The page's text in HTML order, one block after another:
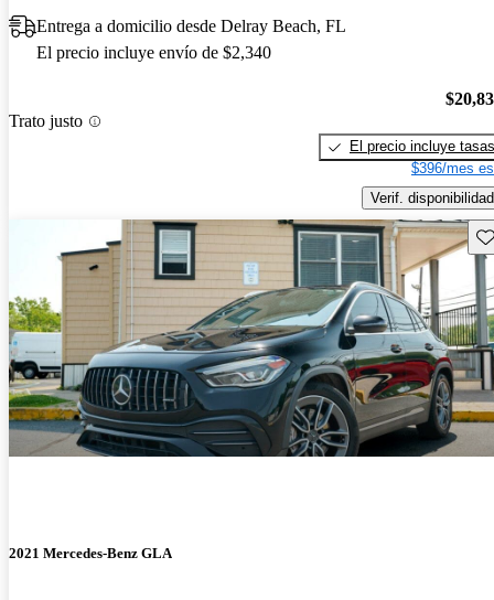
Entrega a domicilio desde Delray Beach, FL
El precio incluye envío de $2,340
Trato justo
El precio incluye tasas
$396/mes
Verif. disponibilidad
2021 Mercedes-Benz GLA